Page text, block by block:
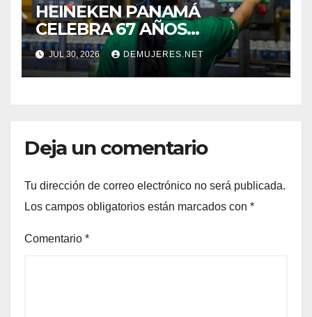
HEINEKEN PANAMÁ
CELEBRA 67 AÑOS
IMPULSANDO EL
CRECIMIENTO DE LA
INDUSTRIA CERVECERA Y
JUL 30, 2026 DEMUJERES.NET
Deja un comentario
Tu dirección de correo electrónico no será publicada.
Los campos obligatorios están marcados con *
Comentario *